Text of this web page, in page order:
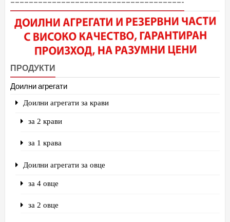
ПРОДУКТИ
Доилни агрегати
Доилни агрегати за крави
за 2 крави
за 1 крава
Доилни агрегати за овце
за 4 овце
за 2 овце